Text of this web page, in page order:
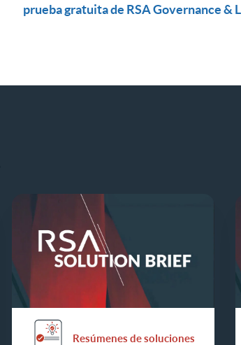
prueba gratuita de RSA Governance &
Resúmenes de soluciones